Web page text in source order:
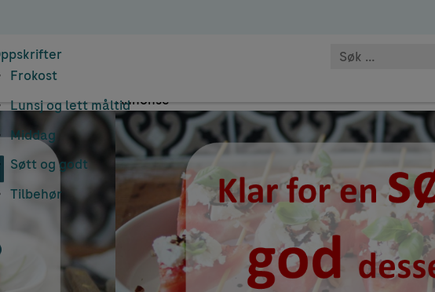
Frokost
Lunsj og lett måltid
Middag
Søtt og godt
Tilbehør
sukkerfritt påskegodt
Annonse